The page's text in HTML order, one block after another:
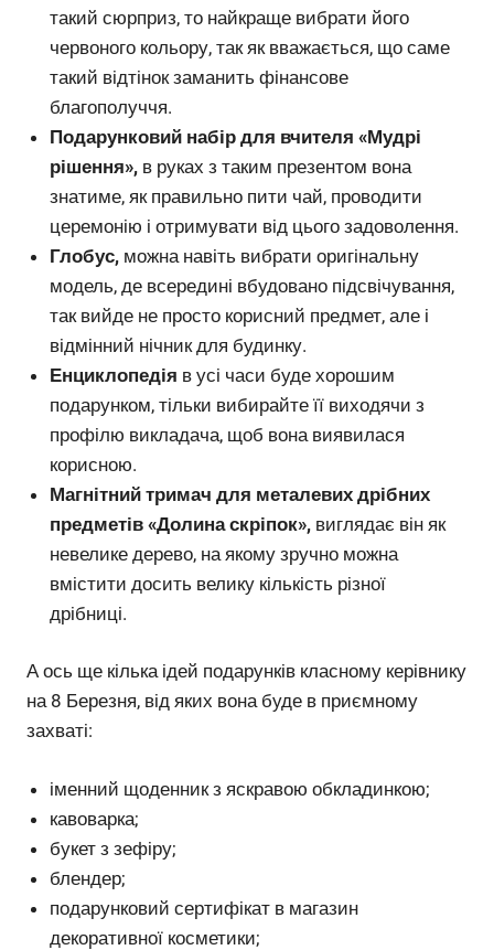
такий сюрприз, то найкраще вибрати його
червоного кольору, так як вважається, що саме
такий відтінок заманить фінансове
благополуччя.
Подарунковий набір для вчителя «Мудрі
рішення», в руках з таким презентом вона
знатиме, як правильно пити чай, проводити
церемонію і отримувати від цього задоволення.
Глобус, можна навіть вибрати оригінальну
модель, де всередині вбудовано підсвічування,
так вийде не просто корисний предмет, але і
відмінний нічник для будинку.
Енциклопедія в усі часи буде хорошим
подарунком, тільки вибирайте її виходячи з
профілю викладача, щоб вона виявилася
корисною.
Магнітний тримач для металевих дрібних
предметів «Долина скріпок», виглядає він як
невелике дерево, на якому зручно можна
вмістити досить велику кількість різної
дрібниці.
А ось ще кілька ідей подарунків класному керівнику
на 8 Березня, від яких вона буде в приємному
захваті:
іменний щоденник з яскравою обкладинкою;
кавоварка;
букет з зефіру;
блендер;
подарунковий сертифікат в магазин
декоративної косметики;